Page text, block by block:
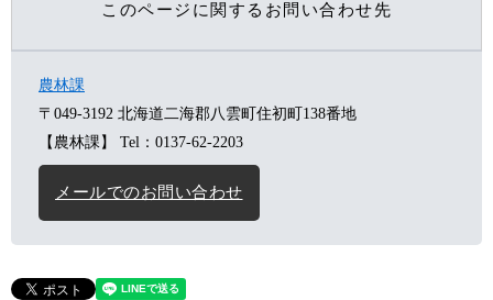
このページに関するお問い合わせ先
農林課
〒049-3192 北海道二海郡八雲町住初町138番地
【農林課】
Tel：0137-62-2203
メールでのお問い合わせ